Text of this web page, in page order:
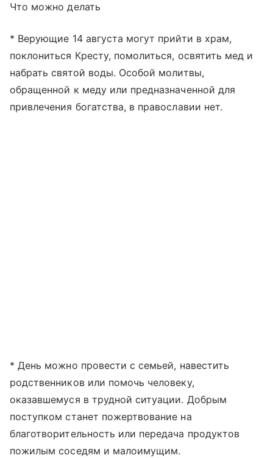
Что можно делать
* Верующие 14 августа могут прийти в храм,
поклониться Кресту, помолиться, освятить мед и
набрать святой воды. Особой молитвы,
обращенной к меду или предназначенной для
привлечения богатства, в православии нет.
* День можно провести с семьей, навестить
родственников или помочь человеку,
оказавшемуся в трудной ситуации. Добрым
поступком станет пожертвование на
благотворительность или передача продуктов
пожилым соседям и малоимущим.